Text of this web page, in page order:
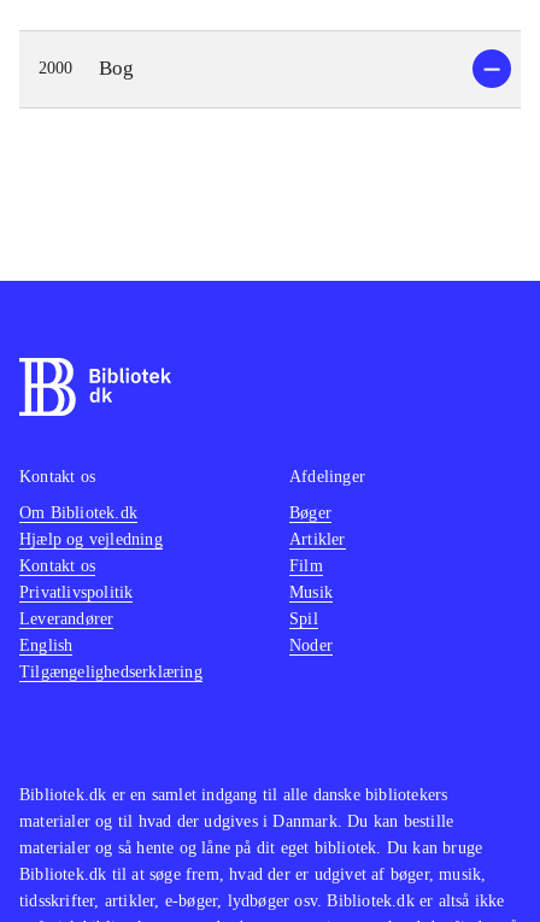
2000 Bog
Bibliotek.dk er en samlet indgang til alle danske bibliotekers
materialer og til hvad der udgives i Danmark. Du kan bestille
materialer og så hente og låne på dit eget bibliotek. Du kan bruge
Bibliotek.dk til at søge frem, hvad der er udgivet af bøger, musik,
tidsskrifter, artikler, e-bøger, lydbøger osv. Bibliotek.dk er altså ikke
Kontakt os
Om Bibliotek.dk
Hjælp og vejledning
Kontakt os
Privatlivspolitik
Leverandører
English
Tilgængelighedserklæring
Afdelinger
Bøger
Artikler
Film
Musik
Spil
Noder